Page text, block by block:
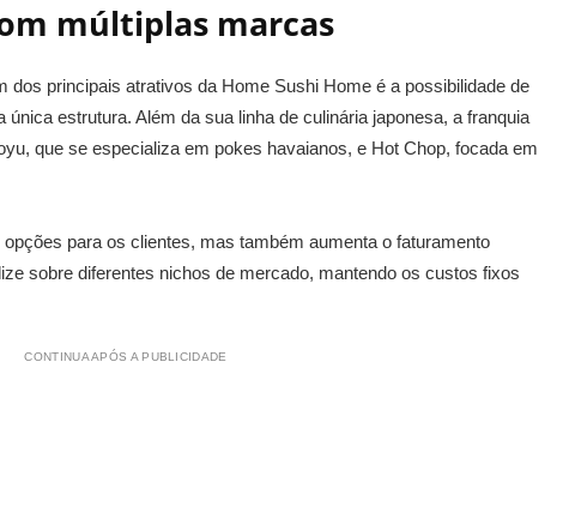
múltiplas marcas
dos principais atrativos da Home Sushi Home é a possibilidade de
estrutura. Além da sua linha de culinária japonesa, a franquia
que se especializa em pokes havaianos, e Hot Chop, focada em
para os clientes, mas também aumenta o faturamento
sobre diferentes nichos de mercado, mantendo os custos fixos
CONTINUA APÓS A PUBLICIDADE